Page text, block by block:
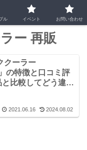
ー 再販
クーラー
の特徴と口コミ評
比較してどう違
2021.06.16 2024.08.02
ル イベント お問い合わせ